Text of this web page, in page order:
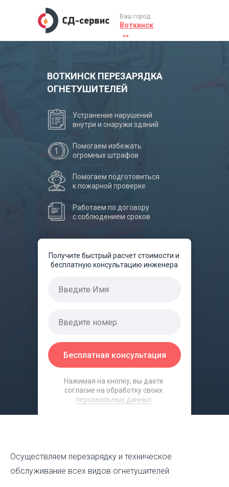
Ваш город:
Воткинск
ВОТКИНСК ПЕРЕЗАРЯДКА
ОГНЕТУШИТЕЛЕЙ
Устранение нарушений
внутри и снаружи зданий
Помогаем избежать
огромных штрафов
Помогаем подготовиться
к пожарной проверке
Работаем по договору
с соблюдением сроков
Бесплатная консультация
Получите быстрый расчет стоимости и
бесплатную консультацию инженера
Нажимая на кнопку, вы даете
согласие на обработку своих
персональных данных
Осуществляем перезарядку и техническое
обслуживание всех видов огнетушителей